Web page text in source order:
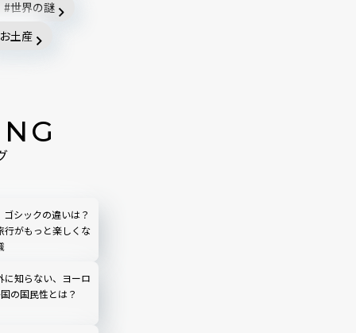
世界の謎
お土産
ゴシックの違いは？
行がもっと楽しくな
に知らない、ヨーロ
の国民性とは？